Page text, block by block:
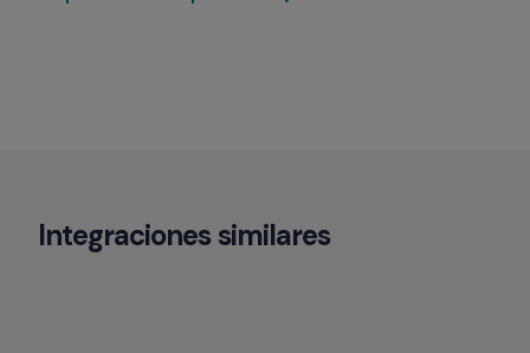
Integraciones similares